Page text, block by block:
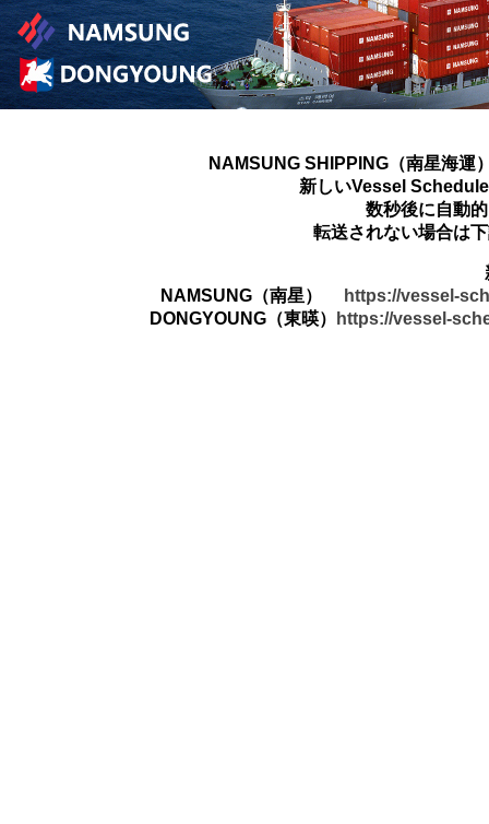
NAMSUNG SHIPPING（南星海運
新しいVessel
数秒後に自動
転送されない場合は
NAMSUNG（南星）
https://vessel-
DONGYOUNG（東暎）
https://vessel-